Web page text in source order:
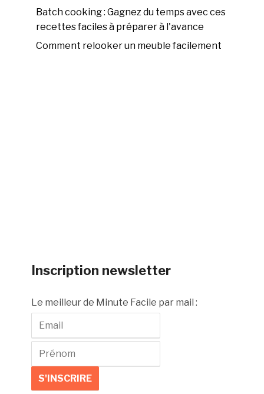
Batch cooking : Gagnez du temps avec ces
recettes faciles à préparer à l'avance
Comment relooker un meuble facilement
Inscription newsletter
Le meilleur de Minute Facile par mail :